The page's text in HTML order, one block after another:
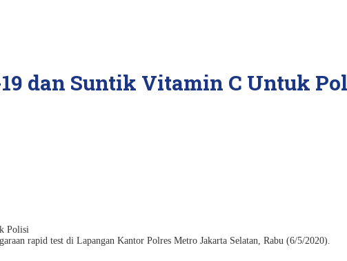
dan Suntik Vitamin C Untuk
rapid test di Lapangan Kantor Polres Metro Jakarta Selatan, Rabu (6/5/2020).